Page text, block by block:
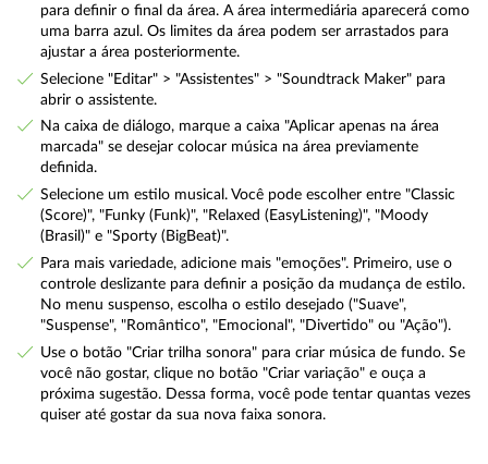
para definir o final da área. A área intermediária aparecerá como
uma barra azul. Os limites da área podem ser arrastados para
ajustar a área posteriormente.
Selecione "Editar" > "Assistentes" > "Soundtrack Maker" para
abrir o assistente.
Na caixa de diálogo, marque a caixa "Aplicar apenas na área
marcada" se desejar colocar música na área previamente
definida.
Selecione um estilo musical. Você pode escolher entre "Classic
(Score)", "Funky (Funk)", "Relaxed (EasyListening)", "Moody
(Brasil)" e "Sporty (BigBeat)".
Para mais variedade, adicione mais "emoções". Primeiro, use o
controle deslizante para definir a posição da mudança de estilo.
No menu suspenso, escolha o estilo desejado ("Suave",
"Suspense", "Romântico", "Emocional", "Divertido" ou "Ação").
Use o botão "Criar trilha sonora" para criar música de fundo. Se
você não gostar, clique no botão "Criar variação" e ouça a
próxima sugestão. Dessa forma, você pode tentar quantas vezes
quiser até gostar da sua nova faixa sonora.